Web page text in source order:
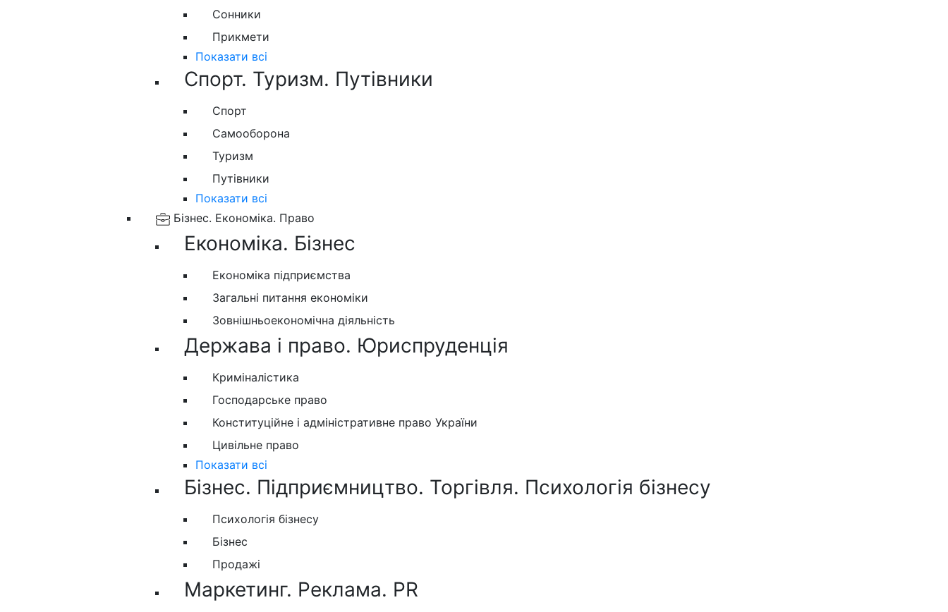
Сонники
Прикмети
Показати всі
Спорт. Туризм. Путівники
Спорт
Самооборона
Туризм
Путівники
Показати всі
Бізнес. Економіка. Право
Економіка. Бізнес
Економіка підприємства
Загальні питання економіки
Зовнішньоекономічна діяльність
Держава і право. Юриспруденція
Криміналістика
Господарське право
Конституційне і адміністративне право України
Цивільне право
Показати всі
Бізнес. Підприємництво. Торгівля. Психологія бізнесу
Психологія бізнесу
Бізнес
Продажі
Маркетинг. Реклама. PR